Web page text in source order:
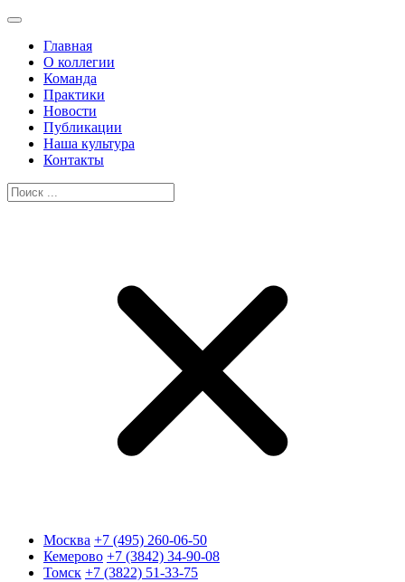
Главная
О коллегии
Команда
Практики
Новости
Публикации
Наша культура
Контакты
Москва +7 (495) 260-06-50
Кемерово +7 (3842) 34-90-08
Томск +7 (3822) 51-33-75